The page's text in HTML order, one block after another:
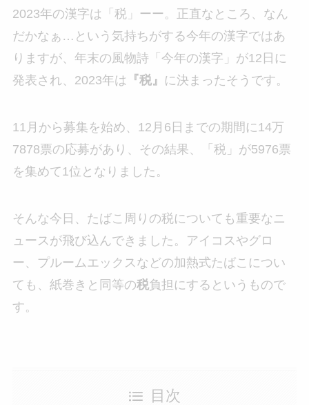
2023年の漢字は「税」ーー。正直なところ、なん
だかなぁ…という気持ちがする今年の漢字ではあ
りますが、年末の風物詩「今年の漢字」が12日に
発表され、2023年は 『税』 に決まったそうです。
11月から募集を始め、12月6日までの期間に14万
7878票の応募があり、その結果、「税」が5976票
を集めて1位となりました。
そんな今日、たばこ周りの税についても重要なニ
ュースが飛び込んできました。アイコスやグロ
ー、プルームエックスなどの加熱式たばこについ
ても、紙巻きと同等の税負担にするというもので
す。
目次